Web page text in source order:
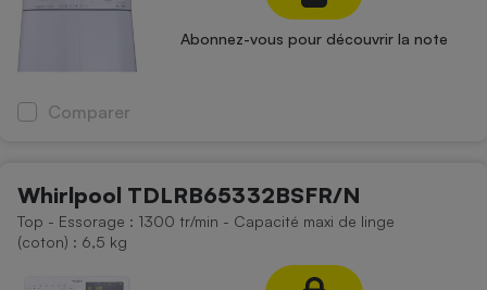
Abonnez-vous pour découvrir la note
Comparer
Whirlpool TDLRB65332BSFR/N
Top - Essorage : 1300 tr/min - Capacité maxi de linge
(coton) : 6,5 kg